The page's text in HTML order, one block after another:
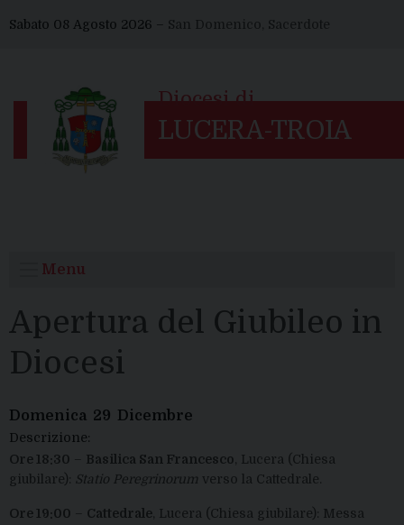
toSabato 08 Agosto 2026 – San Domenico, Sacerdote
Menu
Apertura del Giubileo in
Diocesi
Domenica 29 Dicembre
Descrizione:
Ore 18:30
Basilica San Francesco , Lucera (Chiesa
giubilare):
Statio Peregrinorum verso la Cattedrale.
Ore 19:00 Cattedrale , Lucera (Chiesa giubilare): Messa